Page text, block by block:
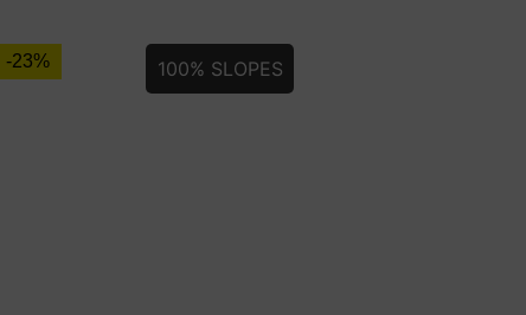
-23% 100% SLOPES